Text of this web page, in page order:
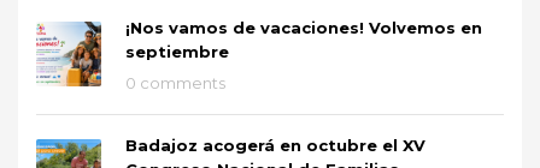
¡Nos vamos de vacaciones! Volvemos en
septiembre
0 comments
Badajoz acogerá en octubre el XV